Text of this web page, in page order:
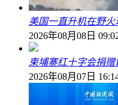
美国一直升机在野
2026年08月08日
柬埔寨红十字会捐
2026年08月07日